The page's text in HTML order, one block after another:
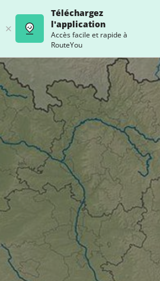
Téléchargez
l'application
Accès facile et rapide à
RouteYou